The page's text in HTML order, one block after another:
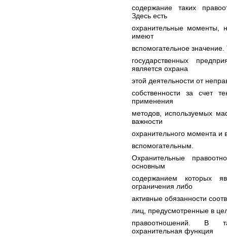
содержание таких
Здесь есть
охранительные моменты,
имеют
вспомогательное
государственных
является охрана
этой деятельности от
собственности за счет
применения
методов, используемых
важности
охранительного момента и
вспомогательным.
Охранительные
основным
содержанием которых
ограничения либо
активные обязанности
лиц, предусмотренные в
правоотношений. В
охранительная функция